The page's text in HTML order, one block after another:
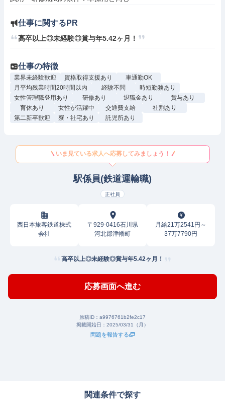
仕事に関するPR
高卒以上◎未経験◎賞与年5.42ヶ月！
仕事の特徴
業界未経験歓迎 資格取得支援あり
車通勤OK
月平均残業時間20時間以内
経験不問
時短勤務あり
女性管理職登用あり
研修あり 退職金あり
賞与あり
育休あり
女性が活躍中 交通費支給
社割あり
第二新卒歓迎
寮・社宅あり 託児所あり
いま見ている求人へ応募してみましょう！
駅係員(鉄道運輸職)
正社員
西日本旅客鉄道株式
会社
〒929-0416石川県
河北郡津幡町
月給21万2541円～
37万7790円
高卒以上◎未経験◎賞与年5.42ヶ月！
応募画面へ進む
原稿ID： a9976761b2fe2c17
掲載開始日： 2025/03/31（月）
問題を報告する
関連条件で探す